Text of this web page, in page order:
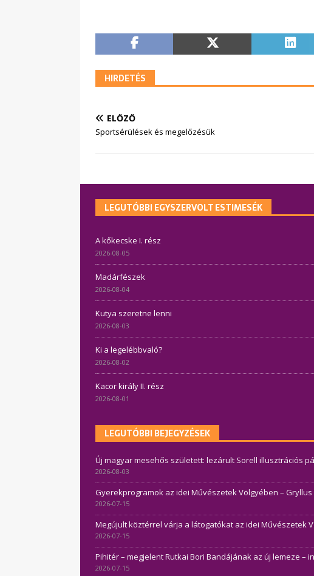
HIRDETÉS
ELŐZŐ
Sportsérülések és megelőzésük
LEGUTÓBBI EGYSZERVOLT ESTIMESÉK
A kőkecske I. rész
2026-08-05
Madárfészek
2026-08-04
Kutya szeretne lenni
2026-08-03
Ki a legelébbvaló?
2026-08-02
Kacor király II. rész
2026-08-01
LEGUTÓBBI BEJEGYZÉSEK
Új magyar mesehős született: lezárult Sorell illusztrációs
2026-08-03
Gyerekprogramok az idei Művészetek Völgyében –
2026-07-15
Megújult köztérrel várja a látogatókat az idei Művészetek
2026-07-15
Pihitér – megjelent Rutkai Bori Bandájának az új lemeze –
2026-07-15